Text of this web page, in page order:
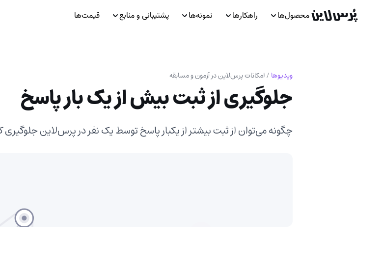
محصول‌ها راهکارها نمونه‌ها پشتیبانی و منابع قیمت‌ها
ویدیوها/امکانات پرس‌لاین در آزمون و مسابقه
جلوگیری از ثبت بیش از یک بار پاسخ
چگونه می‌توان از ثبت بیشتر از یکبار پاسخ توسط یک نفر در پرس‌لاین جلوگیری